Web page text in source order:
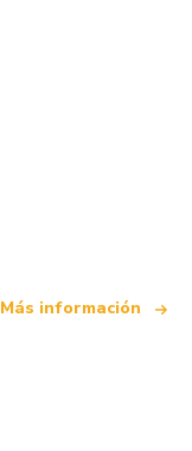
Más información